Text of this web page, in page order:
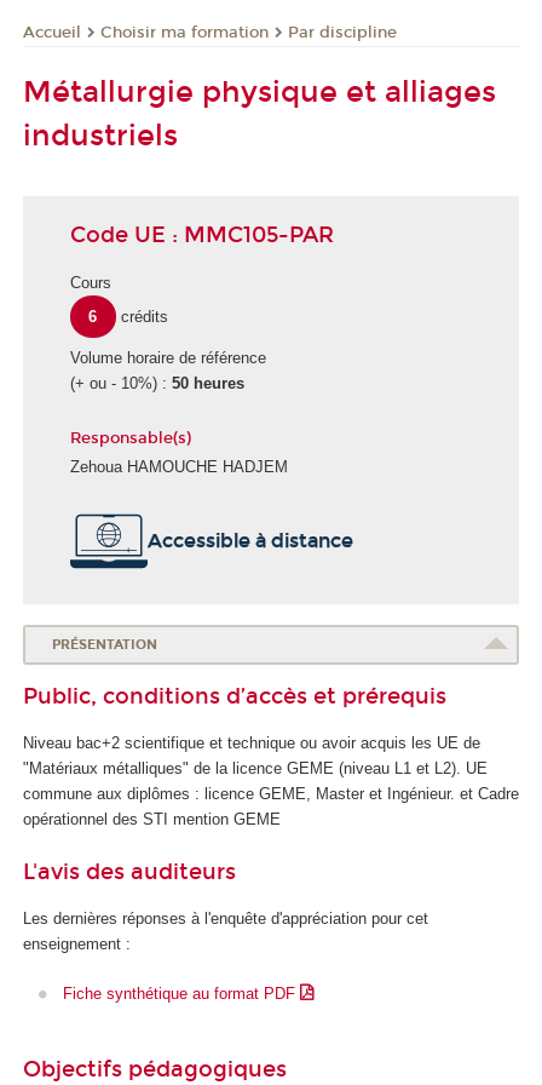
Accueil Choisir ma formation Par discipline
Métallurgie physique et alliages
industriels
Code UE : MMC105-PAR
Cours
6
crédits
Volume horaire de référence
(+ ou - 10%) : 50 heures
Responsable(s)
Zehoua HAMOUCHE HADJEM
Accessible à distance
PRÉSENTATION
Public, conditions d’accès et prérequis
Niveau bac+2 scientifique et technique ou avoir acquis les UE de
"Matériaux métalliques" de la licence GEME (niveau L1 et L2). UE
commune aux diplômes : licence GEME, Master et Ingénieur. et Cadre
opérationnel des STI mention GEME
L'avis des auditeurs
Les dernières réponses à l'enquête d'appréciation pour cet
enseignement :
Fiche synthétique au format PDF
Objectifs pédagogiques